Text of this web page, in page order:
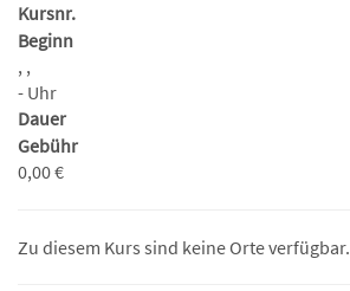
Kursnr.
Beginn
, ,
- Uhr
Dauer
Gebühr
0,00 €
Zu diesem Kurs sind keine Orte verfügbar.